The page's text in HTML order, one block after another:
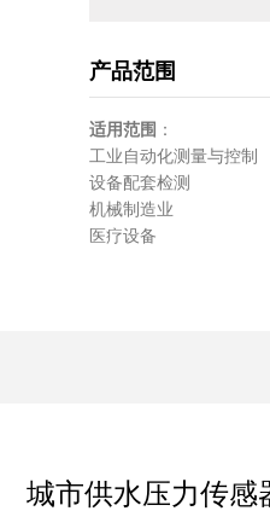
产品范围
适用范围 ：
工业自动化测量
设备配套检
机械制造业
医疗设备 其
城市供水压力传感